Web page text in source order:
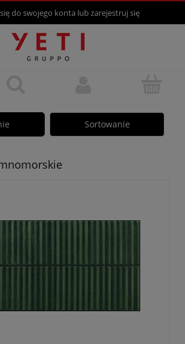
do swojego konta lubzarejestruj się
Sortowanie